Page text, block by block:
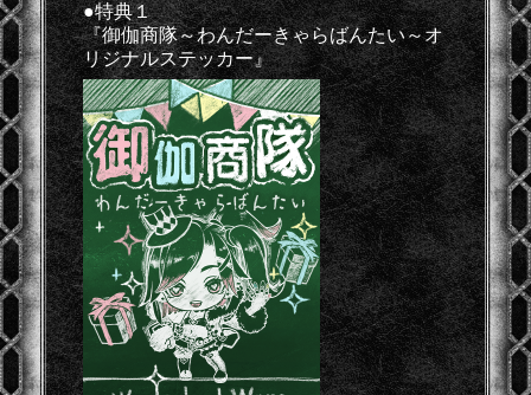
●特典１
『御伽商隊～わんだーきゃらばんたい～オ
リジナルステッカー』